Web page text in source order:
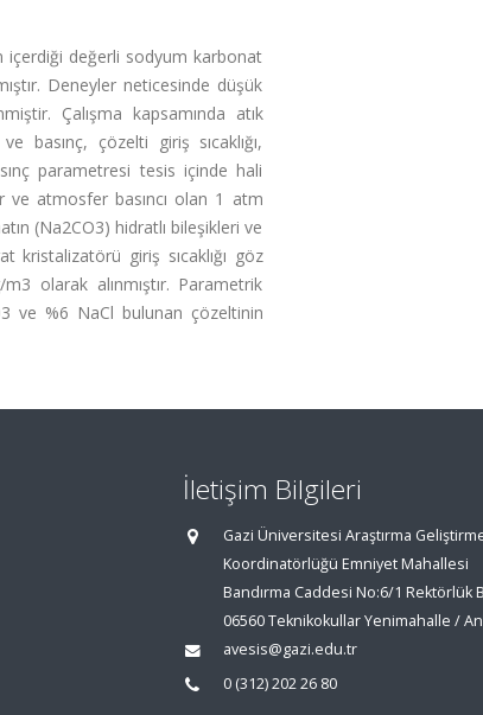
içerdiği değerli sodyum karbonat
Deneyler neticesinde düşük
Çalışma kapsamında atık
basınç, çözelti giriş sıcaklığı,
parametresi tesis içinde hali
ve atmosfer basıncı olan 1 atm
(Na2CO3) hidratlı bileşikleri ve
kristalizatörü giriş sıcaklığı göz
olarak alınmıştır. Parametrik
ve %6 NaCl bulunan çözeltinin
İletişim Bilgileri
Gazi Üniversitesi Araştırma
Koordinatörlüğü Emniyet Mahallesi
Bandırma Caddesi No:6/1 Rektörlük
06560 Teknikokullar Yenimahalle /
avesis@gazi.edu.tr
0 (312) 202 26 80